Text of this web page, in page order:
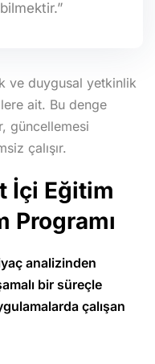
ve duygusal yetkinlik
ait. Bu denge
güncellemesi
çalışır.
İçi Eğitim
Programı
analizinden
bir süreçle
çalışan